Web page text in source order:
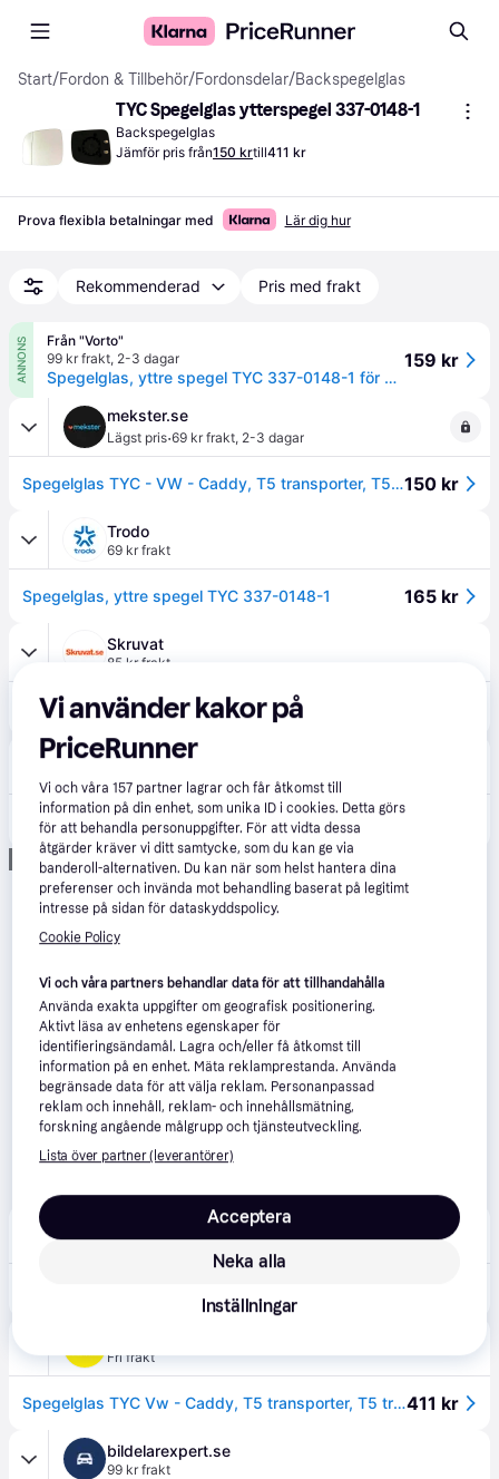
Start/Fordon & Tillbehör/Fordonsdelar/Backspegelglas
TYC Spegelglas ytterspegel 337-0148-1
Backspegelglas
Jämför pris från150 krtill411 kr
Prova flexibla betalningar med Lär dig hur
Rekommenderad Pris med frakt
ANNONS
Från "Vorto"
99 kr frakt, 2-3 dagar
Spegelglas, yttre spegel TYC 337-0148-1 för VW
159 kr
mekster.se
Lägst pris·69 kr frakt, 2-3 dagar
Spegelglas TYC - VW - Caddy, T5 transporter, T5 transporter 4-motion, Caddy alltrack150 kr
Trodo
69 kr frakt
Spegelglas, yttre spegel TYC 337-0148-1 165 kr
Skruvat
85 kr frakt
"Vorto"
Spegelglas, yttre spegel TYC 337-0148-1 för VW
Annons
119 kr frakt
Fri frakt
Spegelglas TYC Vw - Caddy, T5 transporter, T5 transporter 4-motion, Caddy alltrack411 kr
bildelarexpert.se
99 kr frakt
Vi använder kakor på
PriceRunner
Vi och våra157 partner lagrar och får åtkomst till
information på din enhet, som unika ID i cookies. Detta görs
för att behandla personuppgifter. För att vidta dessa
åtgärder kräver vi ditt samtycke, som du kan ge via
banderoll-alternativen. Du kan när som helst hantera dina
preferenser och invända mot behandling baserat på legitimt
intresse på sidan för dataskyddspolicy.
Cookie Policy
Vi och våra partners behandlar data för att tillhandahålla
Använda exakta uppgifter om geografisk positionering.
Aktivt läsa av enhetens egenskaper för
identifieringsändamål. Lagra och/eller få åtkomst till
information på en enhet. Mäta reklamprestanda. Använda
begränsade data för att välja reklam. Personanpassad
reklam och innehåll, reklam- och innehållsmätning,
forskning angående målgrupp och tjänsteutveckling.
Lista över partner (leverantörer)
Neka alla
Acceptera
Inställningar